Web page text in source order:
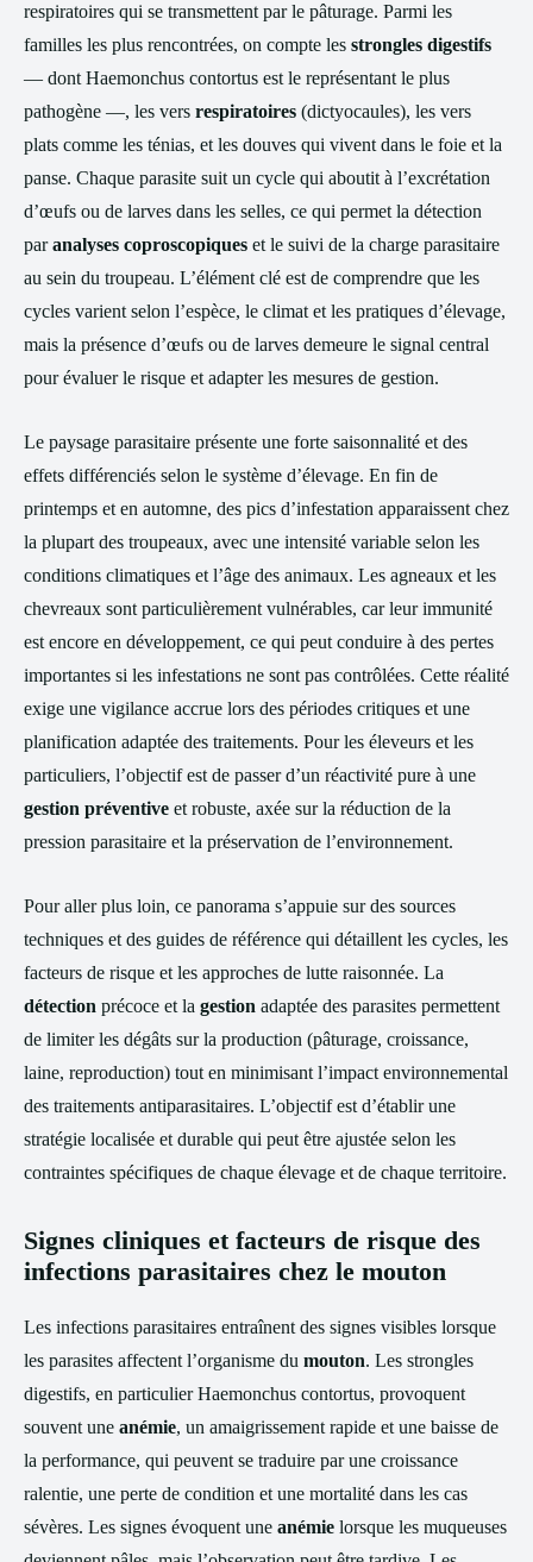
respiratoires qui se transmettent par le pâturage. Parmi les
familles les plus rencontrées, on compte les strongles digestifs
— dont Haemonchus contortus est le représentant le plus
pathogène —, les vers respiratoires (dictyocaules), les vers
plats comme les ténias, et les douves qui vivent dans le foie et la
panse. Chaque parasite suit un cycle qui aboutit à l’excrétation
d’œufs ou de larves dans les selles, ce qui permet la détection
paranalyses coproscopiques et le suivi de la charge parasitaire
au sein du troupeau. L’élément clé est de comprendre que les
cycles varient selon l’espèce, le climat et les pratiques d’élevage,
mais la présence d’œufs ou de larves demeure le signal central
pour évaluer le risque et adapter les mesures de gestion.
Le paysage parasitaire présente une forte saisonnalité et des
effets différenciés selon le système d’élevage. En fin de
printemps et en automne, des pics d’infestation apparaissent chez
la plupart des troupeaux, avec une intensité variable selon les
conditions climatiques et l’âge des animaux. Les agneaux et les
chevreaux sont particulièrement vulnérables, car leur immunité
est encore en développement, ce qui peut conduire à des pertes
importantes si les infestations ne sont pas contrôlées. Cette réalité
exige une vigilance accrue lors des périodes critiques et une
planification adaptée des traitements. Pour les éleveurs et les
particuliers, l’objectif est de passer d’un réactivité pure à une
gestion préventive et robuste, axée sur la réduction de la
pression parasitaire et la préservation de l’environnement.
Pour aller plus loin, ce panorama s’appuie sur des sources
techniques et des guides de référence qui détaillent les cycles, les
facteurs de risque et les approches de lutte raisonnée. La
détection précoce et la gestion adaptée des parasites permettent
de limiter les dégâts sur la production (pâturage, croissance,
laine, reproduction) tout en minimisant l’impact environnemental
des traitements antiparasitaires. L’objectif est d’établir une
stratégie localisée et durable qui peut être ajustée selon les
contraintes spécifiques de chaque élevage et de chaque territoire.
Signes cliniques et facteurs de risque des
infections parasitaires chez le mouton
Les infections parasitaires entraînent des signes visibles lorsque
les parasites affectent l’organisme du mouton. Les strongles
digestifs, en particulier Haemonchus contortus, provoquent
souvent une anémie, un amaigrissement rapide et une baisse de
la performance, qui peuvent se traduire par une croissance
ralentie, une perte de condition et une mortalité dans les cas
sévères. Les signes évoquent une anémie lorsque les muqueuses